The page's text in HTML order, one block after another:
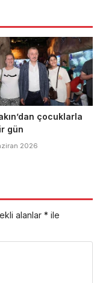
çocuklarla
gün
2026
alanlar * ile